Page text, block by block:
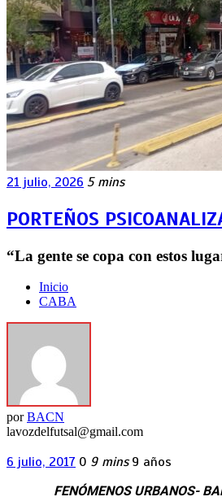
21 julio, 2026 5 mins
PORTEÑOS
“La gente se copa con estos
Inicio
CABA
porBACN
lavozdelfutsal@gmail.com
6 julio, 2017 0 9 mins 9 años
FENÓMENOS URBANOS-